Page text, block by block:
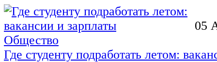
05
Общество
Где студенту подработать летом: